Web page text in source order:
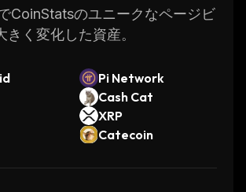
CoinStatsのユニークなページビ
きく変化した資産。
Pi Network
Cash Cat
XRP
Catecoin